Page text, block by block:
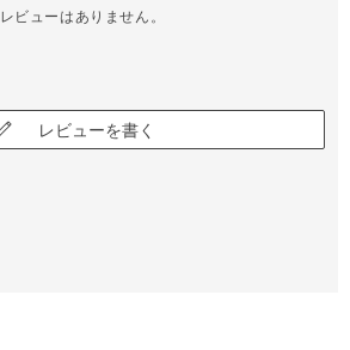
レビューはありません。
レビューを書く